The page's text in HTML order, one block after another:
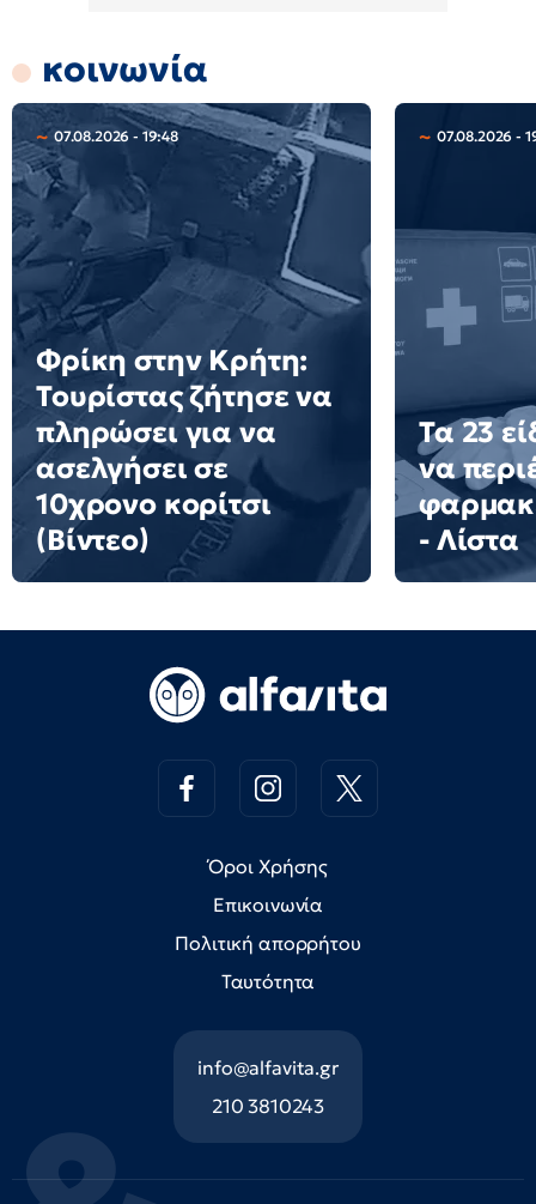
κοινωνία
07.08.2026 - 19:48
Φρίκη στην Κρήτη:
Τουρίστας ζήτησε να
πληρώσει για να
ασελγήσει σε
10χρονο κορίτσι
(Βίντεο)
07.08.2026 -
Τα 23
να
- Λίστα
Όροι Χρήσης
Επικοινωνία
Πολιτική απορρήτου
Ταυτότητα
info@alfavita.gr
210 3810243